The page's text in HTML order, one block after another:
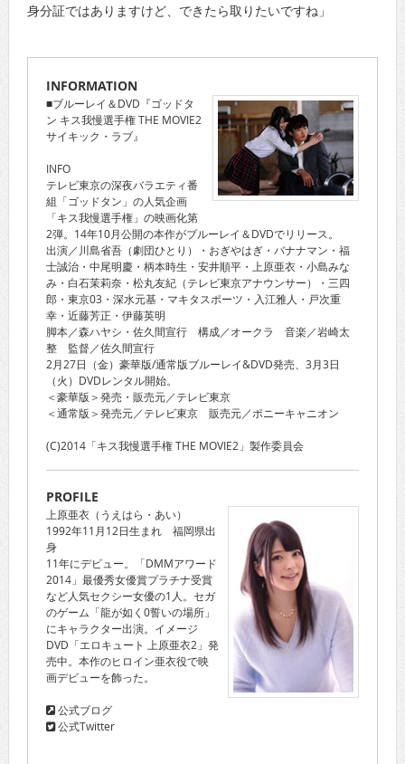
身分証ではありますけど、できたら取りたいですね」
INFORMATION
■ブルーレイ＆DVD『ゴッドタ
ン キス我慢選手権 THE MOVIE2
サイキック・ラブ』
INFO
テレビ東京の深夜バラエティ番
組「ゴッドタン」の人気企画
「キス我慢選手権」の映画化第
2弾。14年10月公開の本作がブルーレイ＆DVDでリリース。
出演／川島省吾（劇団ひとり）・おぎやはぎ・バナナマン・福
士誠治・中尾明慶・柄本時生・安井順平・上原亜衣・小島みな
み・白石茉莉奈・松丸友紀（テレビ東京アナウンサー）・三四
郎・東京03・深水元基・マキタスポーツ・入江雅人・戸次重
幸・近藤芳正・伊藤英明
脚本／森ハヤシ・佐久間宣行 構成／オークラ 音楽／岩崎太
整 監督／佐久間宣行
2月27日（金）豪華版/通常版ブルーレイ&DVD発売、3月3日
（火）DVDレンタル開始。
＜豪華版＞発売・販売元／テレビ東京
＜通常版＞発売元／テレビ東京 販売元／ポニーキャニオン
(C)2014「キス我慢選手権 THE MOVIE2」製作委員会
PROFILE
上原亜衣（うえはら・あい）
1992年11月12日生まれ 福岡県出
身
11年にデビュー。「DMMアワード
2014」最優秀女優賞プラチナ受賞
など人気セクシー女優の1人。セガ
のゲーム「龍が如く0誓いの場所」
にキャラクター出演。イメージ
DVD「エロキュート 上原亜衣2」発
売中。本作のヒロイン亜衣役で映
画デビューを飾った。
公式ブログ
公式Twitter